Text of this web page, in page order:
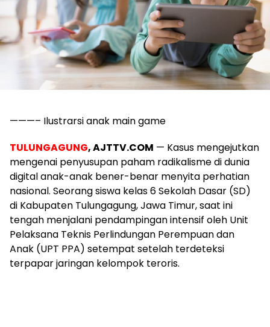
———– Ilustrarsi anak main game
TULUNGAGUNG, AJTTV.COM — Kasus mengejutkan
mengenai penyusupan paham radikalisme di dunia
digital anak-anak bener-benar menyita perhatian
nasional. Seorang siswa kelas 6 Sekolah Dasar (SD)
di Kabupaten Tulungagung, Jawa Timur, saat ini
tengah menjalani pendampingan intensif oleh Unit
Pelaksana Teknis Perlindungan Perempuan dan
Anak (UPT PPA) setempat setelah terdeteksi
terpapar jaringan kelompok teroris.